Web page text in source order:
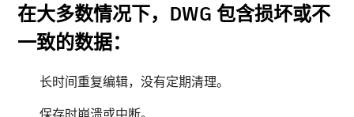
在大多数情况下，DWG 包含损坏或不
一致的数据：
长时间重复编辑，没有定期清理。